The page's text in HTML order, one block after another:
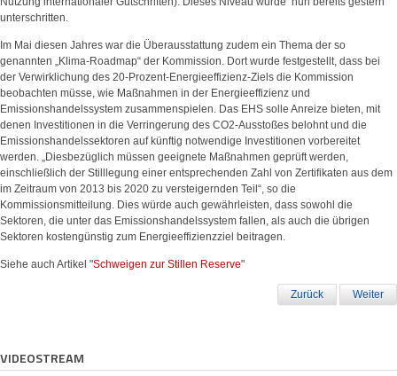
unterschritten.
Im Mai diesen Jahres war die Überausstattung zudem ein Thema der so
genannten „Klima-Roadmap“ der Kommission. Dort wurde festgestellt, dass bei
der Verwirklichung des 20-Prozent-Energieeffizienz-Ziels die Kommission
beobachten müsse, wie Maßnahmen in der Energieeffizienz und
Emissionshandelssystem zusammenspielen. Das EHS solle Anreize bieten, mit
denen Investitionen in die Verringerung des CO2-Ausstoßes belohnt und die
Emissionshandelssektoren auf künftig notwendige Investitionen vorbereitet
werden. „Diesbezüglich müssen geeignete Maßnahmen geprüft werden,
einschließlich der Stilllegung einer entsprechenden Zahl von Zertifikaten aus dem
im Zeitraum von 2013 bis 2020 zu versteigernden Teil“, so die
Kommissionsmitteilung. Dies würde auch gewährleisten, dass sowohl die
Sektoren, die unter das Emissionshandelssystem fallen, als auch die übrigen
Sektoren kostengünstig zum Energieeffizienzziel beitragen.
Siehe auch Artikel "Schweigen zur Stillen Reserve"
Zurück Weiter
VIDEOSTREAM